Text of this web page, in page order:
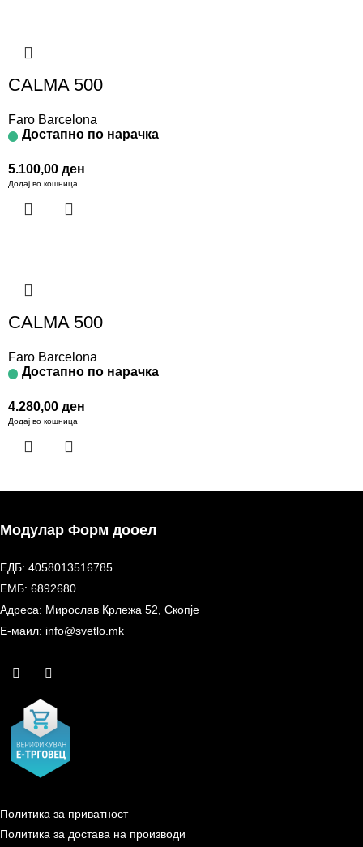
CALMA 500
Faro Barcelona
Достапно по нарачка
5.100,00 ден
Додај во кошница
CALMA 500
Faro Barcelona
Достапно по нарачка
4.280,00 ден
Додај во кошница
Модулар Форм дооел
ЕДБ: 4058013516785
ЕМБ: 6892680
Адреса: Мирослав Крлежа 52, Скопје
Е-маил: info@svetlo.mk
Политика за приватност
Политика за достава на производи